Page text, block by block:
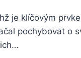
je klíčovým
pochybovat